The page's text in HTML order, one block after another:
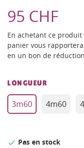
95 CHF
En achetant ce
panier vous rapportera
en un bon de
LONGUEUR
3m60 4m60
 Pas en stock